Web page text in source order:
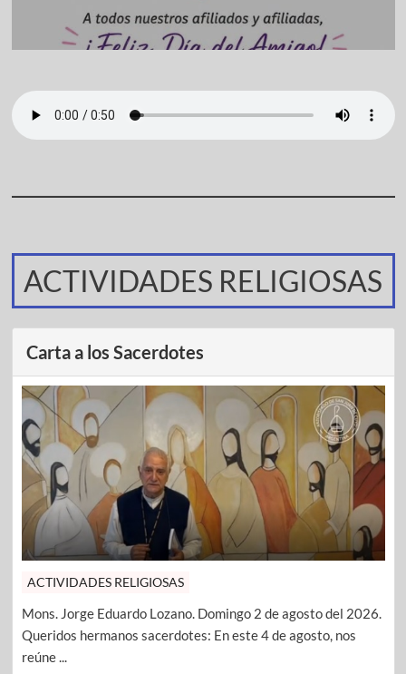
ACTIVIDADES RELIGIOSAS
Carta a los Sacerdotes
ACTIVIDADES RELIGIOSAS
Mons. Jorge Eduardo Lozano. Domingo 2 de agosto del 2026.
Queridos hermanos sacerdotes: En este 4 de agosto, nos
reúne ...